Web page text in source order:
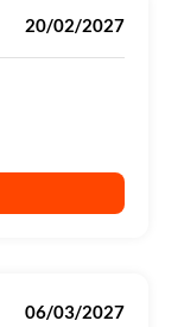
20/02/2027
06/03/2027